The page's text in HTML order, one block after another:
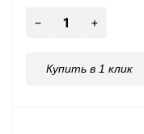
Купить в 1 клик